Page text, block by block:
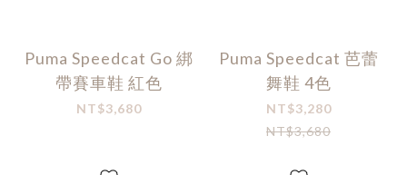
Puma Speedcat Go 綁
帶賽車鞋 紅色
NT$3,680
Puma Speedcat 芭蕾
舞鞋 4色
NT$3,280
NT$3,680